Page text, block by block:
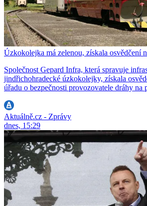
Úzkokolejka má zelenou, získala osvědčení
Společnost Gepard Infra, která spravuje
jindřichohradecké úzkokolejky, získala
úřadu o bezpečnosti provozovatele dráhy na
Aktuálně.cz - Zprávy
dnes, 15:29